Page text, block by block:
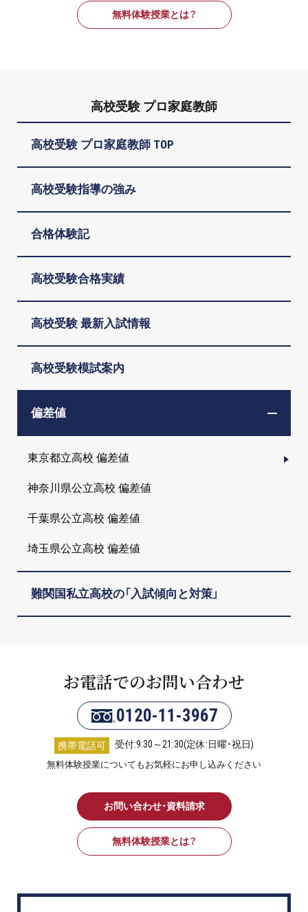
無料体験授業とは？
高校受験 プロ家庭教師
高校受験 プロ家庭教師 TOP
高校受験指導の強み
合格体験記
高校受験合格実績
高校受験 最新入試情報
高校受験模試案内
偏差値
東京都立高校 偏差値
神奈川県公立高校 偏差値
千葉県公立高校 偏差値
埼玉県公立高校 偏差値
難関国私立高校の「入試傾向と対策」
お電話でのお問い合わせ
0120-11-3967
携帯電話可 受付:9:30～21:30(定休:日曜・祝日)
無料体験授業についてもお気軽にお申し込みください
お問い合わせ・資料請求
無料体験授業とは？